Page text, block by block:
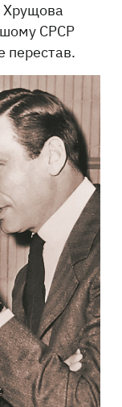
Хрущова
СРСР
перестав.